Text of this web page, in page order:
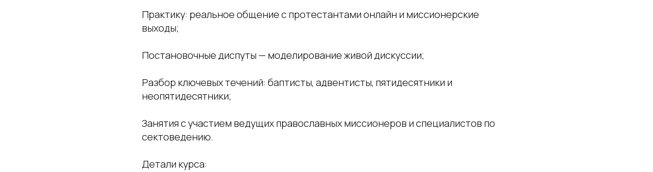
Практику: реальное общение с протестантами онлайн и миссионерские
выходы;
Постановочные диспуты — моделирование живой дискуссии;
Разбор ключевых течений: баптисты, адвентисты, пятидесятники и
неопятидесятники;
Занятия с участием ведущих православных миссионеров и специалистов по
сектоведению.
Детали курса: